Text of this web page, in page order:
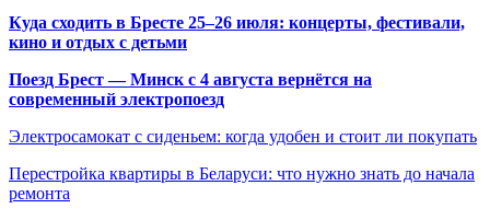
Куда сходить в Бресте 25–26 июля: концерты, фестивали,
кино и отдых с детьми
Поезд Брест — Минск с 4 августа вернётся на
современный электропоезд
Электросамокат с сиденьем: когда удобен и стоит ли покупать
Перестройка квартиры в Беларуси: что нужно знать до начала
ремонта